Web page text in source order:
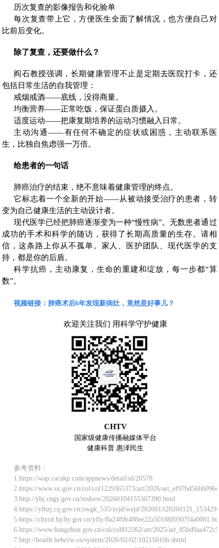
历次复查的影像报告和化验单
每次复查带上它，方便医生全面了解情况，也方便自己对
比前后变化。
除了复查，还要做什么？
阎石教授强调，长期健康管理不止是定期去医院打卡，还
包括日常生活的自我管理：
戒烟戒酒——底线，没得商量。
均衡营养——正常吃饭，保证蛋白质摄入。
适度运动——把康复期培养的运动习惯融入日常。
主动沟通——有任何不确定的症状或困惑，主动联系医
生，比独自焦虑强一万倍。
给患者的一句话
肺癌治疗的结束，绝不意味着健康管理的终点。
它标志着一个全新的开始——从被动接受治疗的患者，转
变为自己健康生活的主动设计者。
现代医学已经把肺癌逐渐变为一种“慢性病”。无数患者通过
成功的手术和科学的随访，获得了长期高质量的生存。请相
信，这条路上你从不孤单。家人、医护团队、现代医学的支
持，都是你的后盾。
科学抗癌，主动康复，生命的重建和绽放，每一步都“算
数”。
视频链接： 肺癌术后6年发现新病灶，竟然是好事儿？
欢迎关注我们 用科学守护健康
CHTV
国家级健康传播融媒体平台
健康科普 惠泽民生
参考资料：
1.https://wap.cacakp.com/appnews/detail/id/20578
2.https://www.sx.gov.cn/col/col1229365373/art/2026/
3.http://ybj.cngy.gov.cn/mshow/20260104155307390.html
4.https://ylbzj.cq.gov.cn/zwgk_535/zcjd/wzjd/202601/
5.https://chyrd.bjchy.gov.cn/yfly/
6.https://www.hangzhou.gov.cn/col/col812262/art/2025/
7.http://health.hebccw.cn/system/2026/02/02/102150106.shtml